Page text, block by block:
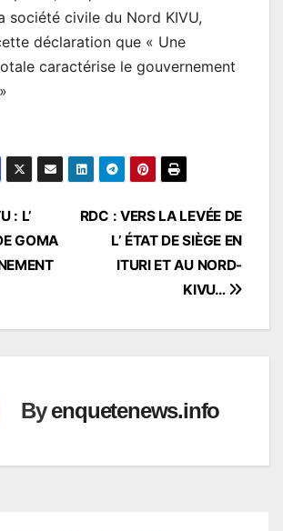
société civile du Nord KIVU,
déclaration que « Une
caractérise le gouvernement
RDC : VERS LA LEVÉE DE
L’ ÉTAT DE SIÈGE EN
ITURI ET AU NORD-
KIVU…
: L’
GOMA
Byenquetenews.info